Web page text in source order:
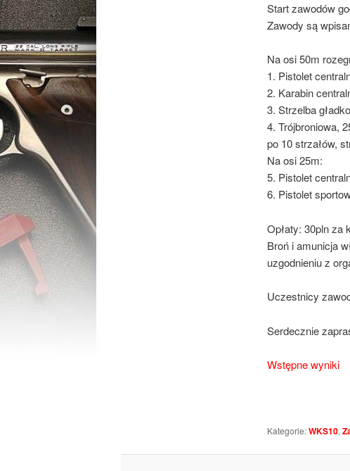
Start zawodów
Zawody są
Na osi 50m
1. Pistolet
2. Karabin
3. Strzelba
4. Trójbroniowa,
po 10 strzałów,
Na osi 25m:
5. Pistolet
6. Pistolet
Opłaty: 30pln za
Broń i amunicja
uzgodnieniu z
Uczestnicy
Serdecznie
Wstępne wyniki
Kategorie:WKS10,